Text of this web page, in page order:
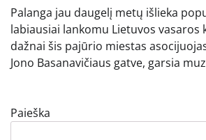
Palanga jau daugelį metų išlieka
labiausiai lankomu Lietuvos vasaros
dažnai šis pajūrio miestas
Jono Basanavičiaus gatve, garsia
Paieška